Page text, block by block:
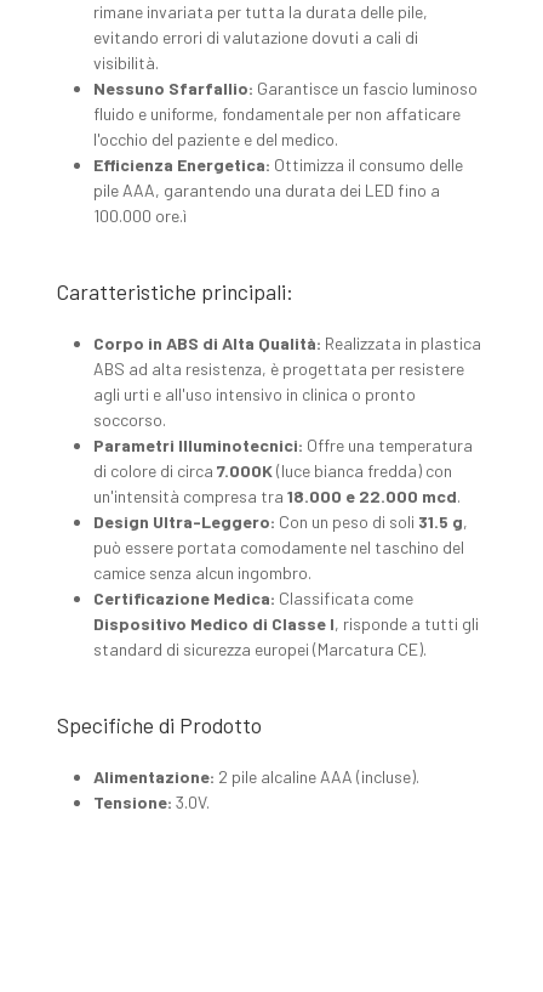
rimane invariata per tutta la durata delle pile,
evitando errori di valutazione dovuti a cali di
visibilità.
Nessuno Sfarfallio: Garantisce un fascio luminoso
fluido e uniforme, fondamentale per non affaticare
l'occhio del paziente e del medico.
Efficienza Energetica: Ottimizza il consumo delle
pile AAA, garantendo una durata dei LED fino a
100.000 ore.ì
Caratteristiche principali:
Corpo in ABS di Alta Qualità: Realizzata in plastica
ABS ad alta resistenza, è progettata per resistere
agli urti e all'uso intensivo in clinica o pronto
soccorso.
Parametri Illuminotecnici: Offre una temperatura
di colore di circa 7.000K(luce bianca fredda) con
un'intensità compresa tra 18.000 e 22.000 mcd.
Design Ultra-Leggero: Con un peso di soli 31.5 g,
può essere portata comodamente nel taschino del
camice senza alcun ingombro.
Certificazione Medica: Classificata come
Dispositivo Medico di Classe I, risponde a tutti gli
standard di sicurezza europei (Marcatura CE).
Specifiche di Prodotto
Alimentazione: 2 pile alcaline AAA (incluse).
Tensione: 3.0V.